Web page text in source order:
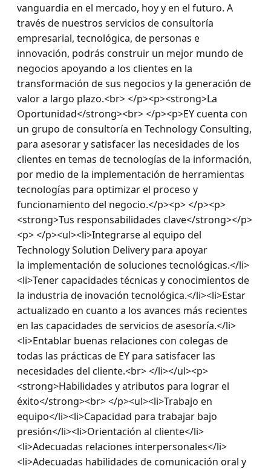
vanguardia en el mercado, hoy y en el futuro. A
través de nuestros servicios de consultoría
empresarial, tecnológica, de personas e
innovación, podrás construir un mejor mundo de
negocios apoyando a los clientes en la
transformación de sus negocios y la generación de
valor a largo plazo.<br> </p><p><strong>La
Oportunidad</strong><br> </p><p>EY cuenta con
un grupo de consultoría en Technology Consulting,
para asesorar y satisfacer las necesidades de los
clientes en temas de tecnologías de la información,
por medio de la implementación de herramientas
tecnologías para optimizar el proceso y
funcionamiento del negocio.</p><p> </p><p>
<strong>Tus responsabilidades clave</strong></p>
<p> </p><ul><li>Integrarse al equipo del
Technology Solution Delivery para apoyar
la implementación de soluciones tecnológicas.</li>
<li>Tener capacidades técnicas y conocimientos de
la industria de inovación tecnológica.</li><li>Estar
actualizado en cuanto a los avances más recientes
en las capacidades de servicios de asesoría.</li>
<li>Entablar buenas relaciones con colegas de
todas las prácticas de EY para satisfacer las
necesidades del cliente.<br> </li></ul><p>
<strong>Habilidades y atributos para lograr el
éxito</strong><br> </p><ul><li>Trabajo en
equipo</li><li>Capacidad para trabajar bajo
presión</li><li>Orientación al cliente</li>
<li>Adecuadas relaciones interpersonales</li>
<li>Adecuadas habilidades de comunicación oral y